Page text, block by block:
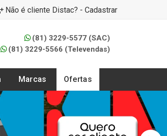
Não é cliente Distac? - Cadastrar
(81) 3229-5577 (SAC)
(81) 3229-5566 (Televendas)
Marcas Ofertas